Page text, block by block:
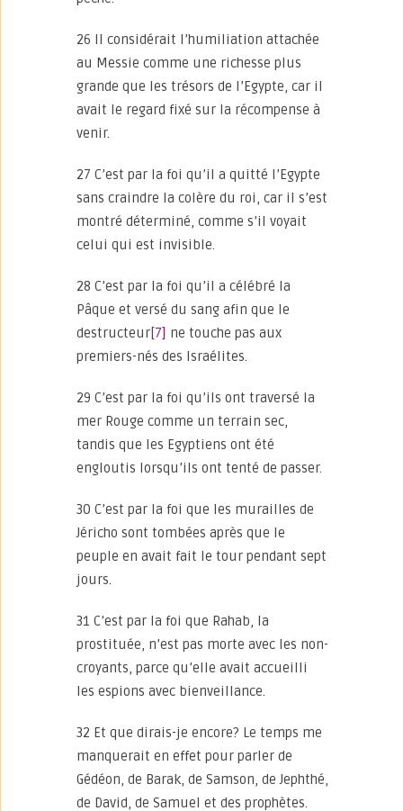
26 Il considérait l’humiliation attachée
au Messie comme une richesse plus
grande que les trésors de l’Egypte, car il
avait le regard fixé sur la récompense à
venir.
27 C’est par la foi qu’il a quitté l’Egypte
sans craindre la colère du roi, car il s’est
montré déterminé, comme s’il voyait
celui qui est invisible.
28 C’est par la foi qu’il a célébré la
Pâque et versé du sang afin que le
destructeur[7] ne touche pas aux
premiers-nés des Israélites.
29 C’est par la foi qu’ils ont traversé la
mer Rouge comme un terrain sec,
tandis que les Egyptiens ont été
engloutis lorsqu’ils ont tenté de passer.
30 C’est par la foi que les murailles de
Jéricho sont tombées après que le
peuple en avait fait le tour pendant sept
jours.
31 C’est par la foi que Rahab, la
prostituée, n’est pas morte avec les non-
croyants, parce qu’elle avait accueilli
les espions avec bienveillance.
32 Et que dirais-je encore? Le temps me
manquerait en effet pour parler de
Gédéon, de Barak, de Samson, de Jephthé,
de David, de Samuel et des prophètes.